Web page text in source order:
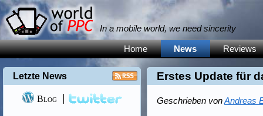
In a mobile world, we need sincerity
Home News Reviews
Erstes Update für
Geschrieben vonAndreas
Letzte News
Blog